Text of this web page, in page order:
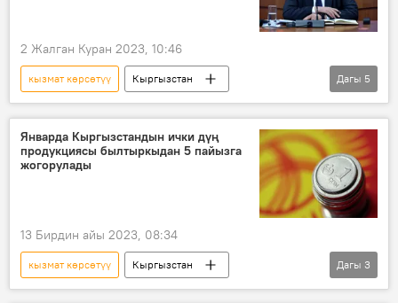
2 Жалган Куран 2023, 10:46
кызмат көрсөтүү
Кыргызстан
Министрлер кабинети
Акылбек Жапаров
тейлөө
Санариптик өнүктүрүү министрлиги
Дагы 5
Январда Кыргызстандын ички дүң
продукциясы былтыркыдан 5 пайызга
жогорулады
13 Бирдин айы 2023, 08:34
кызмат көрсөтүү
Кыргызстан
Экономика
өсүү ИДП
Дагы 3